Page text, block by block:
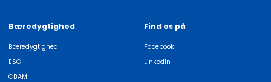
Bæredygtighed
Bæredygtighed
ESG
CBAM
Find os på
Facebook
LinkedIn